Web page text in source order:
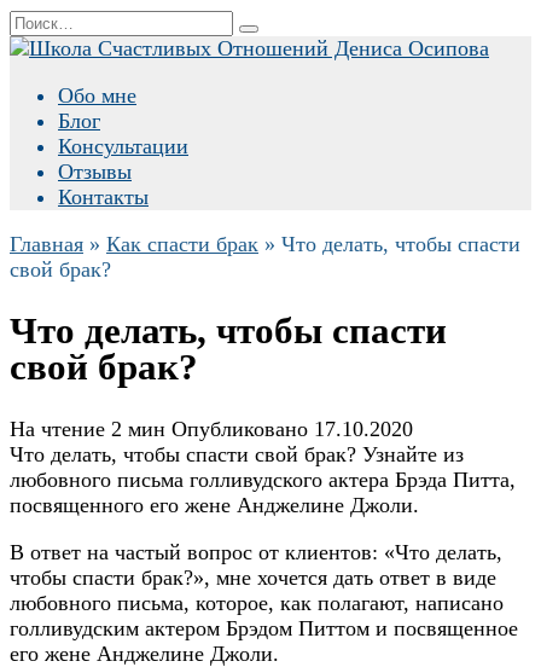
Перейти
к
Search
for:
Обо мне
Блог
Консультации
Отзывы
Контакты
Главная » Как спасти брак » Что делать, чтобы спасти
свой брак?
Что делать, чтобы спасти
свой брак?
На чтение 2 мин Опубликовано 17.10.2020
Что делать, чтобы спасти свой брак? Узнайте из
любовного письма голливудского актера Брэда Питта,
посвященного его жене Анджелине Джоли.
В ответ на частый вопрос от клиентов: «Что делать,
чтобы спасти брак?», мне хочется дать ответ в виде
любовного письма, которое, как полагают, написано
голливудским актером Брэдом Питтом и посвященное
его жене Анджелине Джоли.